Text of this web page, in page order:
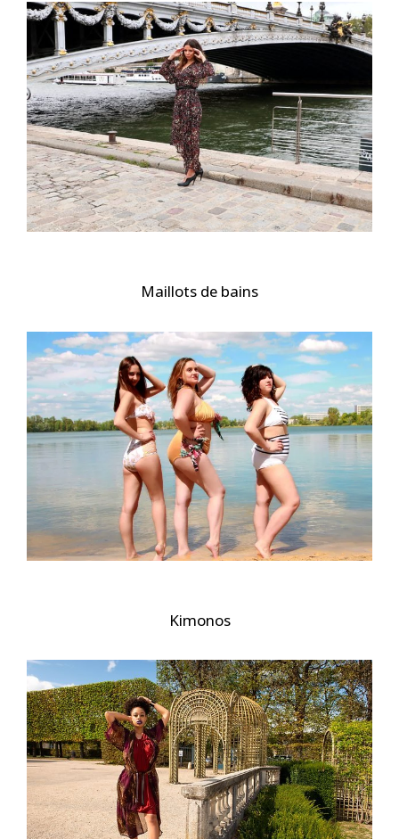
Maillots de bains
Kimonos